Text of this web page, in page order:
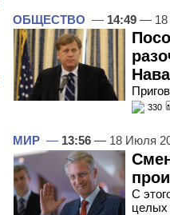
ОБЩЕСТВО — 14:49 — 18
330
МИР — 13:56 — 18 Июля
С
целых